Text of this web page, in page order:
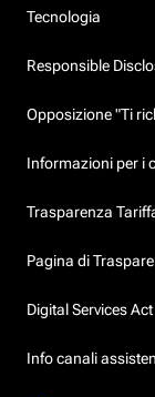
Tecnologia
Responsible
Opposizione "Ti
Informazioni per i
Trasparenza
Pagina di
Digital Services
Info canali